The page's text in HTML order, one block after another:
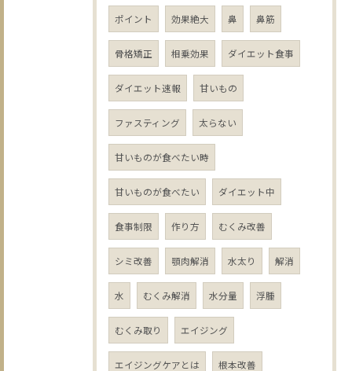
ポイント 効果絶大 鼻 鼻筋
骨格矯正 相乗効果 ダイエット食事
ダイエット速報 甘いもの
ファスティング 太らない
甘いものが食べたい時
甘いものが食べたい ダイエット中
食事制限 作り方 むくみ改善
シミ改善 顎肉解消 水太り 解消
水 むくみ解消 水分量 浮腫
むくみ取り エイジング
エイジングケアとは 根本改善